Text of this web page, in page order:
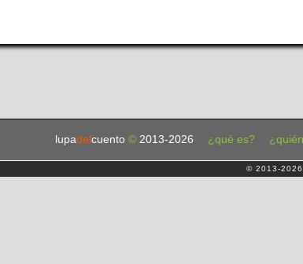
lupadel cuento © 2013-2026 ¿qué es?
© 2013-